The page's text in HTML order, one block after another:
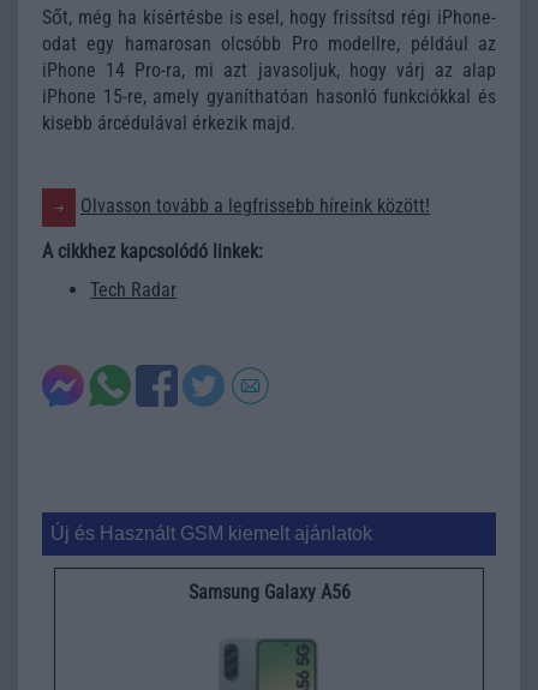
Sőt, még ha kísértésbe is esel, hogy frissítsd régi iPhone-
odat egy hamarosan olcsóbb Pro modellre, például az
iPhone 14 Pro-ra, mi azt javasoljuk, hogy várj az alap
iPhone 15-re, amely gyaníthatóan hasonló funkciókkal és
kisebb árcédulával érkezik majd.
Olvasson tovább a legfrissebb híreink között!
A cikkhez kapcsolódó linkek:
Tech Radar
Új és Használt GSM kiemelt ajánlatok
Samsung Galaxy A56